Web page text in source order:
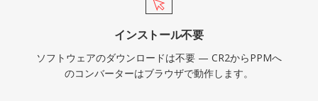
インストール不要
ソフトウェアのダウンロードは不要 — CR2からPPMへ
のコンバーターはブラウザで動作します。